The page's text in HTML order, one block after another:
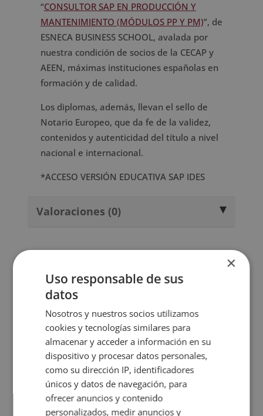
“CONSULTOR SAP EN PRODUCCIÓN Y
MANTENIMIENTO (MÓDULOS PP Y PM)”, de
ESNECA BUSINESS SCHOOL, avalada por
nuestra condición de socios de la CECAP y
AEEN, máximas instituciones españolas en
formación y de calidad.
Los diplomas, además, llevan el sello de
Notario Europeo, que da fe de la validez,
contenidos y autenticidad del título a nivel
nacional e internacional.
*ACCESO VERSIÓN EDUCATIVA SAP IDES
Valoraciones (0)
TAMBIÉN TE
RECOMENDAMOS
×
Uso responsable de sus
datos
Nosotros y nuestros socios utilizamos
cookies y tecnologías similares para
almacenar y acceder a información en su
dispositivo y procesar datos personales,
como su dirección IP, identificadores
únicos y datos de navegación, para
ofrecer anuncios y contenido
personalizados, medir anuncios y